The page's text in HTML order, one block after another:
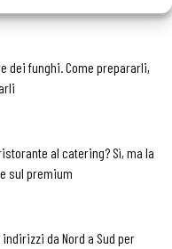
dei funghi. Come prepararli,
al catering? Sì, ma la
sul premium
da Nord a Sud per